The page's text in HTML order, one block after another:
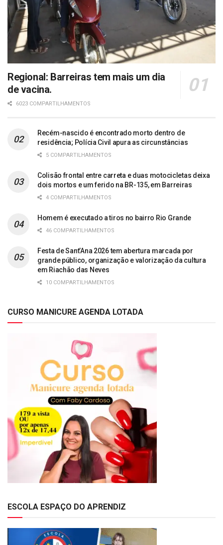
Regional: Barreiras tem mais um dia
de vacina.
6023 COMPARTILHAMENTOS
Recém-nascido é encontrado morto dentro de
residência; Polícia Civil apura as circunstâncias
5 COMPARTILHAMENTOS
Colisão frontal entre carreta e duas motocicletas deixa
dois mortos e um ferido na BR-135, em Barreiras
4 COMPARTILHAMENTOS
Homem é executado a tiros no bairro Rio Grande
46 COMPARTILHAMENTOS
Festa de Sant’Ana 2026 tem abertura marcada por
grande público, organização e valorização da cultura
em Riachão das Neves
10 COMPARTILHAMENTOS
CURSO MANICURE AGENDA LOTADA
ESCOLA ESPAÇO DO APRENDIZ